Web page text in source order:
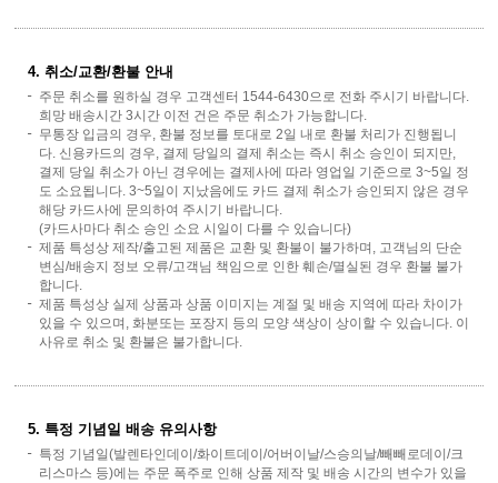
4. 취소/교환/환불 안내
주문 취소를 원하실 경우 고객센터 1544-6430으로 전화 주시기 바랍니다.
희망 배송시간 3시간 이전 건은 주문 취소가 가능합니다.
무통장 입금의 경우, 환불 정보를 토대로 2일 내로 환불 처리가 진행됩니
다. 신용카드의 경우, 결제 당일의 결제 취소는 즉시 취소 승인이 되지만,
결제 당일 취소가 아닌 경우에는 결제사에 따라 영업일 기준으로 3~5일 정
도 소요됩니다. 3~5일이 지났음에도 카드 결제 취소가 승인되지 않은 경우
해당 카드사에 문의하여 주시기 바랍니다.
(카드사마다 취소 승인 소요 시일이 다를 수 있습니다)
제품 특성상 제작/출고된 제품은 교환 및 환불이 불가하며, 고객님의 단순
변심/배송지 정보 오류/고객님 책임으로 인한 훼손/멸실된 경우 환불 불가
합니다.
제품 특성상 실제 상품과 상품 이미지는 계절 및 배송 지역에 따라 차이가
있을 수 있으며, 화분또는 포장지 등의 모양 색상이 상이할 수 있습니다. 이
사유로 취소 및 환불은 불가합니다.
5. 특정 기념일 배송 유의사항
특정 기념일(발렌타인데이/화이트데이/어버이날/스승의날/빼빼로데이/크
리스마스 등)에는 주문 폭주로 인해 상품 제작 및 배송 시간의 변수가 있을